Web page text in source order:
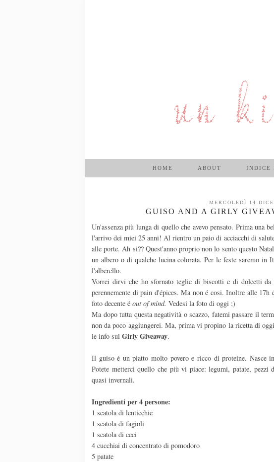
HOME ABOUT INDICE
MERCOLEDÌ 14
GUISO AND A GIRLY
Un'assenza più lunga di quello che avevo pensato. Prima una
l'arrivo dei miei 25 anni! Al rientro un paio di acciacchi di
alle porte. Ah si?? Quest'anno proprio non lo sento questo
un albero o di qualche lucina colorata. Per le feste saremo in
l'alberello.
Vorrei dirvi che ho sfornato teglie di biscotti e di dolcetti da
perennemente di pain d'épices. Ma non é cosi. Inoltre alle
foto decente é out of mind. Vedesi la foto di oggi ;)
Ma dopo tutta questa negatività o scazzo, fatemi passare il
non da poco aggiungerei. Ma, prima vi propino la ricetta di
le info sul GirlyGiveaway.
Il guiso é un piatto molto povero e ricco di proteine. Nasce
Potete metterci quello che più vi piace: legumi, patate, pezzi
quasi invernali.
Ingredienti per 4 persone:
1 scatola di lenticchie
1 scatola di fagioli
1 scatola di ceci
4 cucchiai di concentrato di pomodoro
5 patate